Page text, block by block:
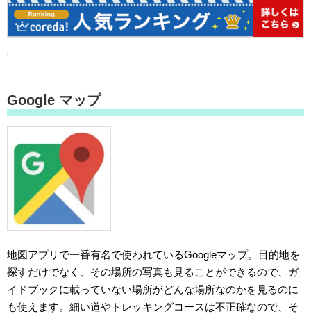
Google マップ
地図アプリで一番有名で使われているGoogleマップ。目的地を
探すだけでなく、その場所の写真も見ることができるので、ガ
イドブックに載っていない場所がどんな場所なのかを見るのに
も使えます。細い道やトレッキングコースは不正確なので、そ